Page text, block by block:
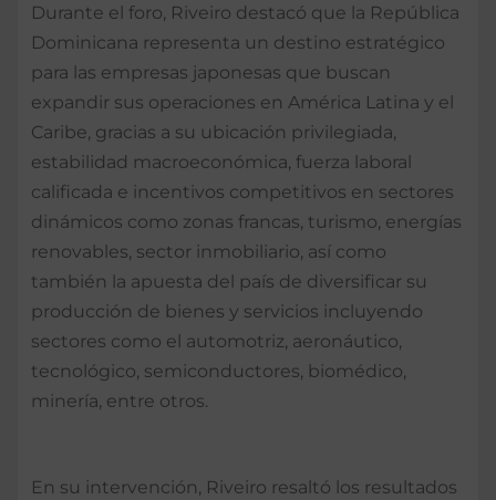
Durante el foro, Riveiro destacó que la República
Dominicana representa un destino estratégico
para las empresas japonesas que buscan
expandir sus operaciones en América Latina y el
Caribe, gracias a su ubicación privilegiada,
estabilidad macroeconómica, fuerza laboral
calificada e incentivos competitivos en sectores
dinámicos como zonas francas, turismo, energías
renovables, sector inmobiliario, así como
también la apuesta del país de diversificar su
producción de bienes y servicios incluyendo
sectores como el automotriz, aeronáutico,
tecnológico, semiconductores, biomédico,
minería, entre otros.
En su intervención, Riveiro resaltó los resultados